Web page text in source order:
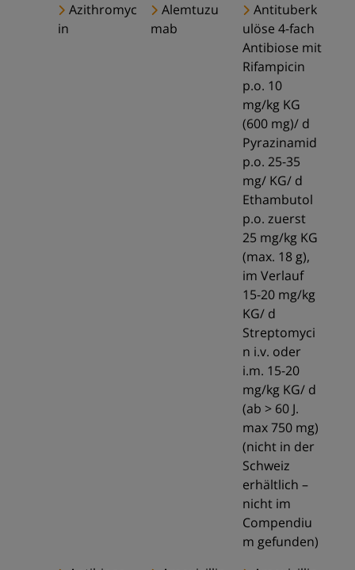
Azithromyc
in
Alemtuzu
mab
Antituberk
ulöse 4-fach
Antibiose mit
Rifampicin
p.o. 10
mg/kg KG
(600 mg)/ d
Pyrazinamid
p.o. 25-35
mg/ KG/ d
Ethambutol
p.o. zuerst
25 mg/kg KG
(max. 18 g),
im Verlauf
15-20 mg/kg
KG/ d
Streptomyci
n i.v. oder
i.m. 15-20
mg/kg KG/ d
(ab > 60 J.
max 750 mg)
(nicht in der
Schweiz
erhältlich –
nicht im
Compendiu
m gefunden)